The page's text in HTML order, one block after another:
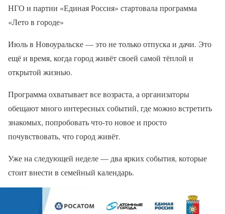
НГО и партии «Единая Россия» стартовала программа
«Лето в городе»
Июль в Новоуральске — это не только отпуска и дачи. Это
ещё и время, когда город живёт своей самой тёплой и
открытой жизнью.
Программа охватывает все возраста, а организаторы
обещают много интересных событий, где можно встретить
знакомых, попробовать что-то новое и просто
почувствовать, что город живёт.
Уже на следующей неделе — два ярких события, которые
стоит внести в семейный календарь.